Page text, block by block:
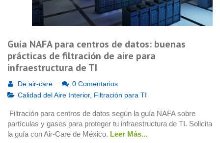
Guía NAFA para centros de datos: buenas
prácticas de filtración de aire para
infraestructura de TI
De air-care
0 Comentarios
Calidad del Aire Interior, Filtración para TI
Filtración para centros de datos según la guía NAFA sobre
partículas y gases para proteger tu infraestructura de TI. Solicita
la guía con Air-Care de México. Leer Más...